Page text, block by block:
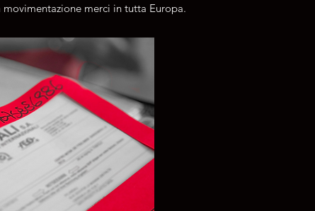
merci in tutta Europa.